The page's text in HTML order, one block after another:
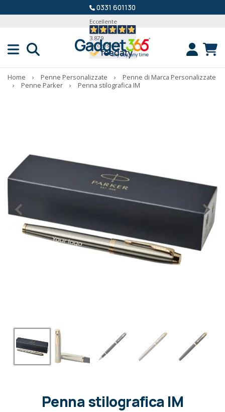
0331 601130
Eccellente
3.879
Recensioni
Home › Penne Personalizzate ›
Penne di Marca Personalizzate
›
Penne Parker › Penna stilografica IM
Penna stilografica IM